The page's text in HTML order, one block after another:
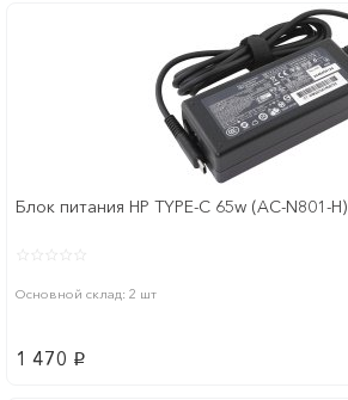
Блок питания HP TYPE-C 65w (AC-N801-H)
Основной склад: 2 шт
1 470 p